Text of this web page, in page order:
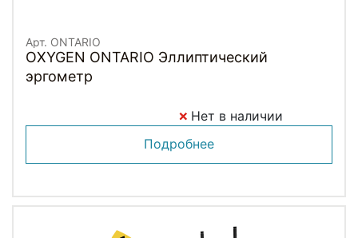
Арт. ONTARIO
OXYGEN ONTARIO Эллиптический
эргометр
Нет в наличии
Подробнее